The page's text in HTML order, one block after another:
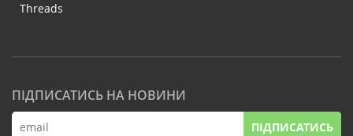
Threads
ПІДПИСАТИСЬ НА НОВИНИ
ПІДПИСАТИСЬ